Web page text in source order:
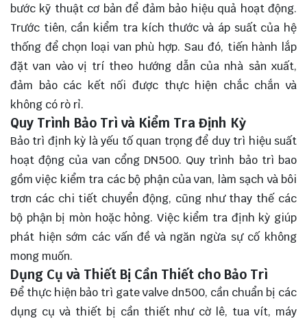
bước kỹ thuật cơ bản để đảm bảo hiệu quả hoạt động.
Trước tiên, cần kiểm tra kích thước và áp suất của hệ
thống để chọn loại van phù hợp. Sau đó, tiến hành lắp
đặt van vào vị trí theo hướng dẫn của nhà sản xuất,
đảm bảo các kết nối được thực hiện chắc chắn và
không có rò rỉ.
Quy Trình Bảo Trì và Kiểm Tra Định Kỳ
Bảo trì định kỳ là yếu tố quan trọng để duy trì hiệu suất
hoạt động của van cổng DN500. Quy trình bảo trì bao
gồm việc kiểm tra các bộ phận của van, làm sạch và bôi
trơn các chi tiết chuyển động, cũng như thay thế các
bộ phận bị mòn hoặc hỏng. Việc kiểm tra định kỳ giúp
phát hiện sớm các vấn đề và ngăn ngừa sự cố không
mong muốn.
Dụng Cụ và Thiết Bị Cần Thiết cho Bảo Trì
Để thực hiện bảo trì gate valve dn500, cần chuẩn bị các
dụng cụ và thiết bị cần thiết như cờ lê, tua vít, máy